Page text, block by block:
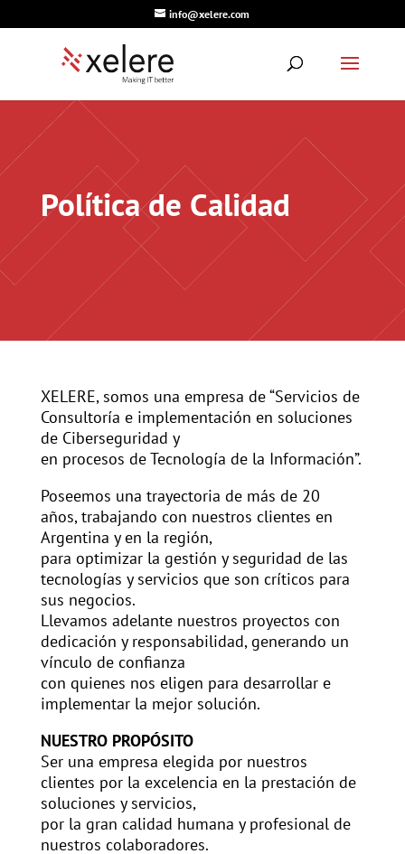
info@xelere.com
Política de Calidad
XELERE, somos una empresa de “Servicios de
Consultoría e implementación en soluciones
de Ciberseguridad y
en procesos de Tecnología de la Información”.
Poseemos una trayectoria de más de 20
años, trabajando con nuestros clientes en
Argentina y en la región,
para optimizar la gestión y seguridad de las
tecnologías y servicios que son críticos para
sus negocios.
Llevamos adelante nuestros proyectos con
dedicación y responsabilidad, generando un
vínculo de confianza
con quienes nos eligen para desarrollar e
implementar la mejor solución.
NUESTRO PROPÓSITO
Ser una empresa elegida por nuestros
clientes por la excelencia en la prestación de
soluciones y servicios,
por la gran calidad humana y profesional de
nuestros colaboradores.